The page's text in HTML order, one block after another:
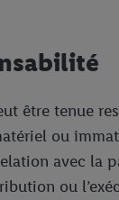
être tenue
ou
avec la
ou